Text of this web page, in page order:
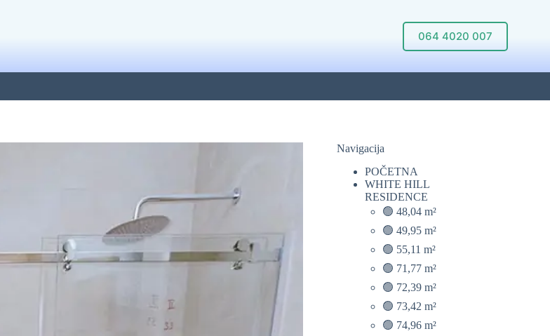
064 4020 007
Navigacija
POČETNA
WHITE HILL
RESIDENCE
🟢 48,04 m²
🟢 49,95 m²
🟢 55,11 m²
🟢 71,77 m²
🟢 72,39 m²
🟢 73,42 m²
🟢 74,96 m²